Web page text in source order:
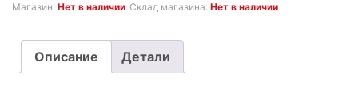
Магазин: Нет в наличии Склад магазина: Нет в наличии
Описание Детали